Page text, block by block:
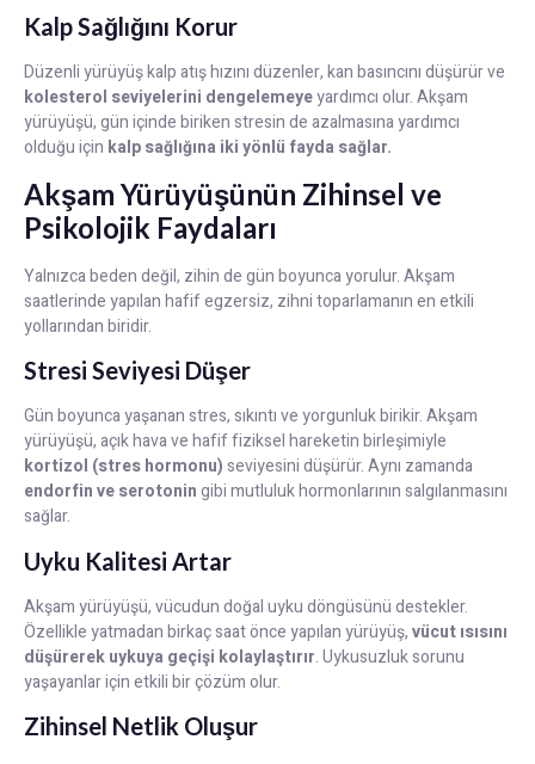
Kalp Sağlığını Korur
Düzenli yürüyüş kalp atış hızını düzenler, kan basıncını düşürür ve
kolesterol seviyelerini dengelemeyeyardımcı olur. Akşam
yürüyüşü, gün içinde biriken stresin de azalmasına yardımcı
olduğu için kalp sağlığına iki yönlü fayda sağlar.
Akşam Yürüyüşünün Zihinsel ve
Psikolojik Faydaları
Yalnızca beden değil, zihin de gün boyunca yorulur. Akşam
saatlerinde yapılan hafif egzersiz, zihni toparlamanın en etkili
yollarından biridir.
Stresi Seviyesi Düşer
Gün boyunca yaşanan stres, sıkıntı ve yorgunluk birikir. Akşam
yürüyüşü, açık hava ve hafif fiziksel hareketin birleşimiyle
kortizol (stres hormonu)seviyesini düşürür. Aynı zamanda
endorfin ve serotoningibi mutluluk hormonlarının salgılanmasını
sağlar.
Uyku Kalitesi Artar
Akşam yürüyüşü, vücudun doğal uyku döngüsünü destekler.
Özellikle yatmadan birkaç saat önce yapılan yürüyüş,vücut ısısını
düşürerek uykuya geçişi kolaylaştırır. Uykusuzluk sorunu
yaşayanlar için etkili bir çözüm olur.
Zihinsel Netlik Oluşur